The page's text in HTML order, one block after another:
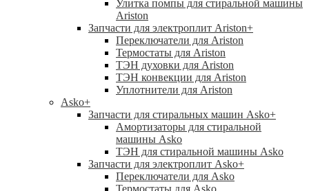
Улитка помпы для стиральной машины
Ariston
Запчасти для электроплит Ariston+
Переключатели для Ariston
Термостаты для Ariston
ТЭН духовки для Ariston
ТЭН конвекции для Ariston
Уплотнители для Ariston
Asko+
Запчасти для стиральных машин Asko+
Амортизаторы для стиральной
машины Asko
ТЭН для стиральной машины Asko
Запчасти для электроплит Asko+
Переключатели для Asko
Термостаты для Asko